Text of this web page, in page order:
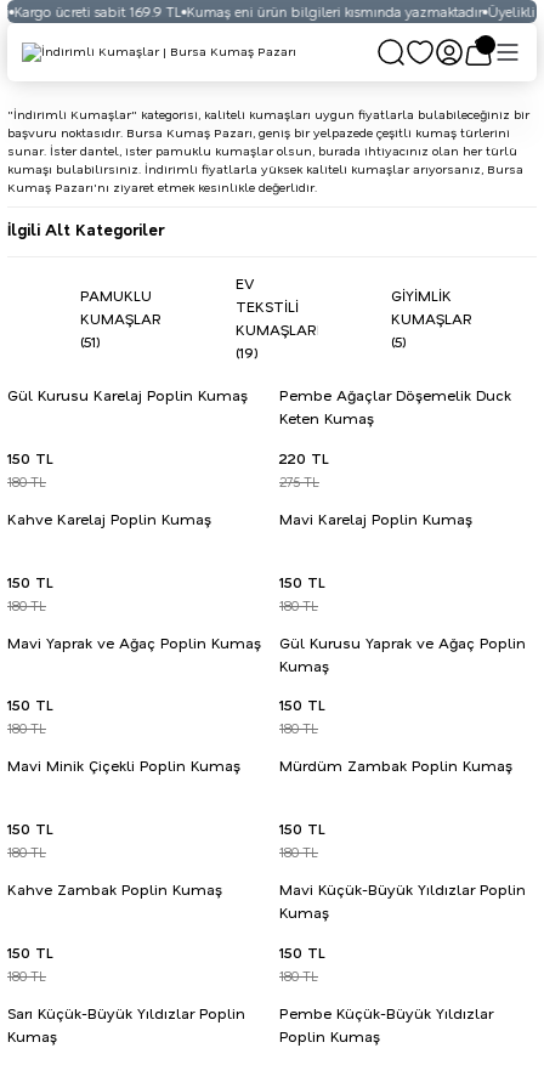
Kargo ücreti sabit 169.9 TL Kumaş eni ürün bilgileri kısmında yazmaktadır Üyelikli
"İndirimli Kumaşlar" kategorisi, kaliteli kumaşları uygun fiyatlarla bulabileceğiniz bir
başvuru noktasıdır. Bursa Kumaş Pazarı, geniş bir yelpazede çeşitli kumaş türlerini
sunar. İster dantel, ister pamuklu kumaşlar olsun, burada ihtiyacınız olan her türlü
kumaşı bulabilirsiniz. İndirimli fiyatlarla yüksek kaliteli kumaşlar arıyorsanız, Bursa
Kumaş Pazarı'nı ziyaret etmek kesinlikle değerlidir.
İlgili Alt Kategoriler
PAMUKLU
KUMAŞLAR
(51)
EV
TEKSTİLİ
KUMAŞLARI
(19)
GİYİMLİK
KUMAŞLAR
(5)
Gül Kurusu Karelaj Poplin Kumaş
150 TL
180 TL
Pembe Ağaçlar Döşemelik Duck
Keten Kumaş
220 TL
275 TL
Kahve Karelaj Poplin Kumaş
150 TL
180 TL
Mavi Karelaj Poplin Kumaş
150 TL
180 TL
Mavi Yaprak ve Ağaç Poplin Kumaş
150 TL
180 TL
Gül Kurusu Yaprak ve Ağaç Poplin
Kumaş
150 TL
180 TL
Mavi Minik Çiçekli Poplin Kumaş
150 TL
180 TL
Mürdüm Zambak Poplin Kumaş
150 TL
180 TL
Kahve Zambak Poplin Kumaş
150 TL
180 TL
Mavi Küçük-Büyük Yıldızlar Poplin
Kumaş
150 TL
180 TL
Sarı Küçük-Büyük Yıldızlar Poplin
Kumaş
Pembe Küçük-Büyük Yıldızlar
Poplin Kumaş